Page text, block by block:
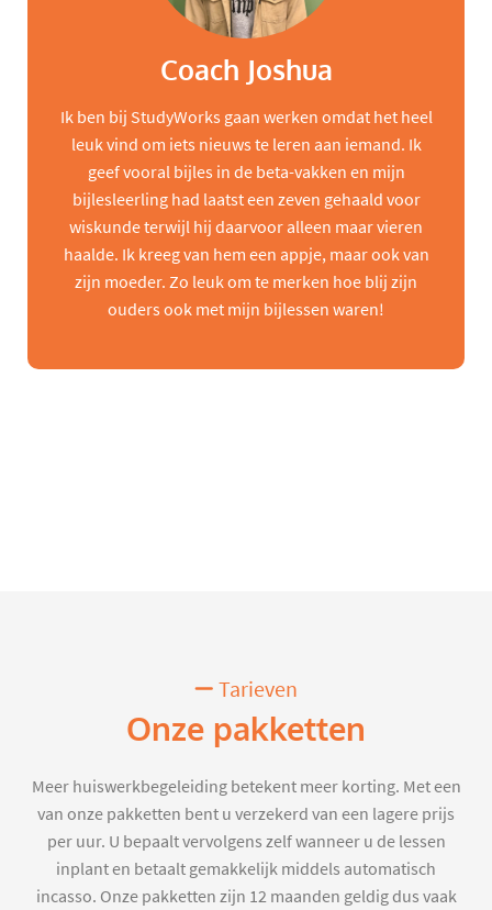
Coach Joshua
Ik ben bij StudyWorks gaan werken omdat het heel
leuk vind om iets nieuws te leren aan iemand. Ik
geef vooral bijles in de beta-vakken en mijn
bijlesleerling had laatst een zeven gehaald voor
wiskunde terwijl hij daarvoor alleen maar vieren
haalde. Ik kreeg van hem een appje, maar ook van
zijn moeder. Zo leuk om te merken hoe blij zijn
ouders ook met mijn bijlessen waren!
Tarieven
Onze pakketten
Meer huiswerkbegeleiding betekent meer korting. Met een
van onze pakketten bent u verzekerd van een lagere prijs
per uur. U bepaalt vervolgens zelf wanneer u de lessen
inplant en betaalt gemakkelijk middels automatisch
incasso. Onze pakketten zijn 12 maanden geldig dus vaak